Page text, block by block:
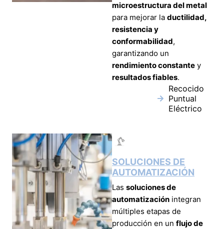
microestructura del metal
para mejorar la ductilidad,
resistencia y
conformabilidad,
garantizando un
rendimiento constante y
resultados fiables.
Recocido
Puntual
Eléctrico
SOLUCIONES DE
AUTOMATIZACIÓN
Las soluciones de
automatización integran
múltiples etapas de
producción en un flujo de